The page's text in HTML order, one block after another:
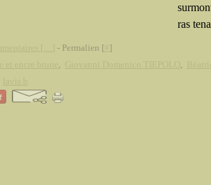
ras
- Permalien [ ]
, ,